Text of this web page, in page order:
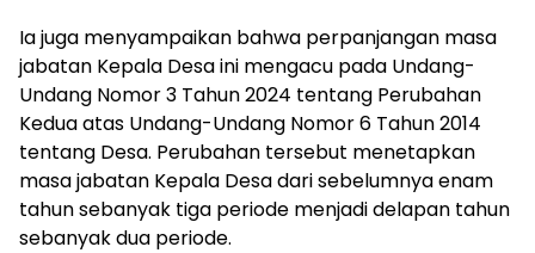
Ia juga menyampaikan bahwa perpanjangan masa
jabatan Kepala Desa ini mengacu pada Undang-
Undang Nomor 3 Tahun 2024 tentang Perubahan
Kedua atas Undang-Undang Nomor 6 Tahun 2014
tentang Desa. Perubahan tersebut menetapkan
masa jabatan Kepala Desa dari sebelumnya enam
tahun sebanyak tiga periode menjadi delapan tahun
sebanyak dua periode.